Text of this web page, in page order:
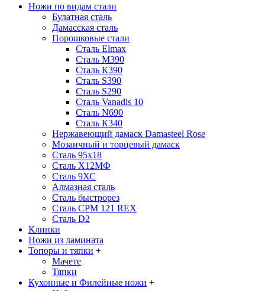
Ножи по видам стали
Булатная сталь
Дамасская сталь
Порошковые стали
Сталь Elmax
Сталь М390
Сталь К390
Сталь S390
Сталь S290
Сталь Vanadis 10
Сталь N690
Сталь К340
Нержавеющий дамаск Damasteel Rose
Мозаичный и торцевый дамаск
Сталь 95х18
Сталь Х12МФ
Сталь 9ХС
Алмазная сталь
Сталь быстрорез
Сталь CPM 121 REX
Сталь D2
Клинки
Ножи из ламината
Топоры и тяпки +
Мачете
Тяпки
Кухонные и Филейные ножи +